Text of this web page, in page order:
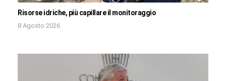
Risorse idriche, più capillare il monitoraggio
8 Agosto 2026